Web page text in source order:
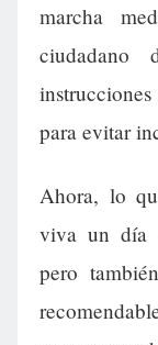
marcha
ciudadano
para evitar
Ahora, lo
viva un día
pero